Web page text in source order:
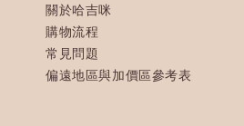
關於哈吉咪
購物流程
常見問題
偏遠地區與加價區參考表